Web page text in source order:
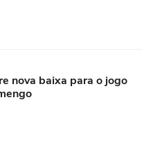
nova baixa para o jogo